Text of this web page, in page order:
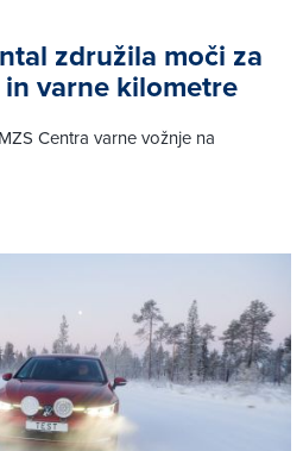
združila moči za
varne kilometre
Centra varne vožnje na